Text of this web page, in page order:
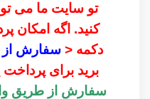
تو سایت ما می
کنید. اگه امکان
دکمه <سفارش
برید برای
سفارش از طریق